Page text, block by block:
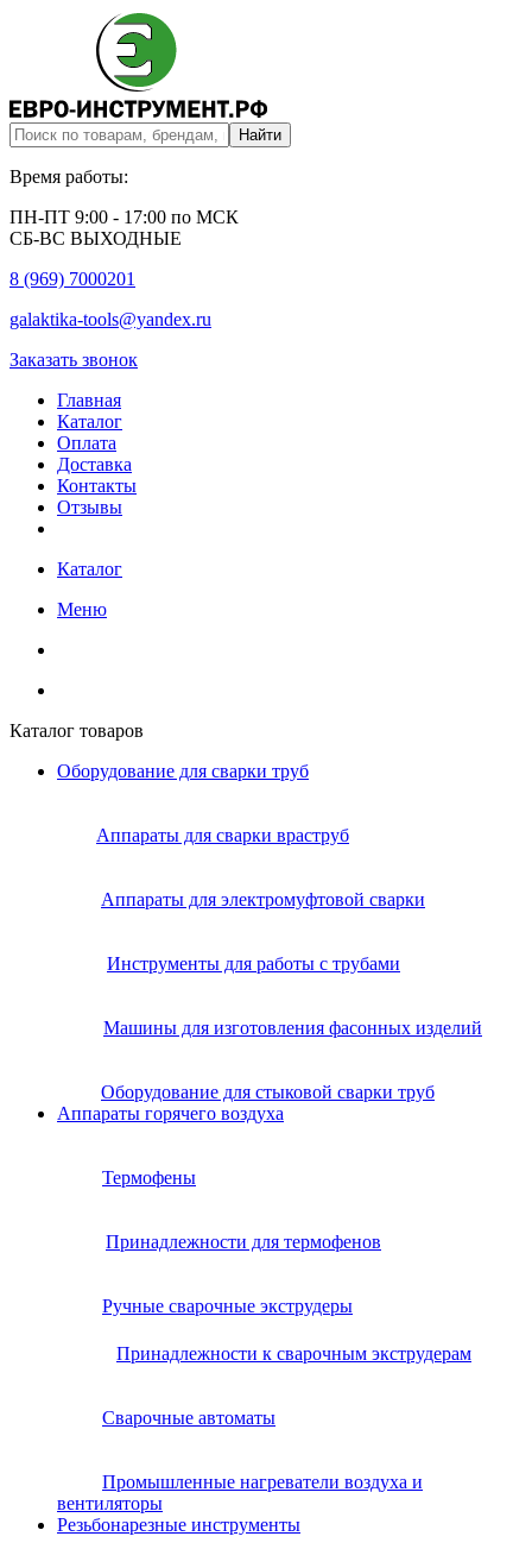
Время работы:
ПН-ПТ 9:00 - 17:00 по МСК
СБ-ВС ВЫХОДНЫЕ
8 (969) 7000201
galaktika-tools@yandex.ru
Заказать звонок
Главная
Каталог
Оплата
Доставка
Контакты
Отзывы
Каталог
Меню
Каталог товаров
Оборудование для сварки труб
Аппараты для сварки враструб
Аппараты для электромуфтовой сварки
Инструменты для работы с трубами
Машины для изготовления фасонных изделий
Оборудование для стыковой сварки труб
Аппараты горячего воздуха
Термофены
Принадлежности для термофенов
Ручные сварочные экструдеры
Принадлежности к сварочным экструдерам
Сварочные автоматы
Промышленные нагреватели воздуха и
вентиляторы
Резьбонарезные инструменты